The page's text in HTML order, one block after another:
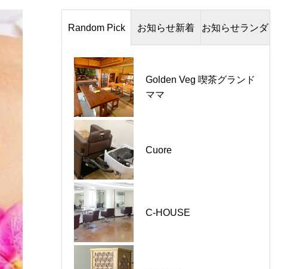
Random Pick
Up
お知らせ新着 お知らせランダ
Golden Veg 喫茶グランド
ママ
Cuore
C-HOUSE
河内長野市｜とんかつの
山田屋 河内長野店｜お盆
エスポワール｜お盆休み
フェレモン｜夏季休暇の
パーマハウス KAZZ / 無料
送迎のお知らせ
アルバイトスタッフ募集